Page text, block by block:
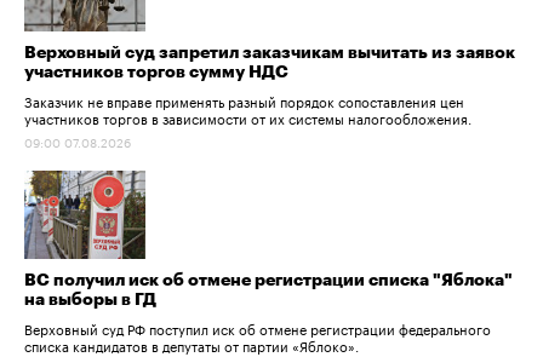
Верховный суд запретил заказчикам вычитать из заявок
участников торгов сумму НДС
Заказчик не вправе применять разный порядок сопоставления цен
участников торгов в зависимости от их системы налогообложения.
09:00 07.08.2026
ВС получил иск об отмене регистрации списка "Яблока"
на выборы в ГД
Верховный суд РФ поступил иск об отмене регистрации федерального
списка кандидатов в депутаты от партии «Яблоко».